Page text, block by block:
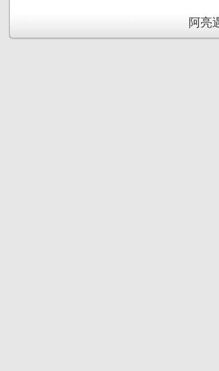
阿亮